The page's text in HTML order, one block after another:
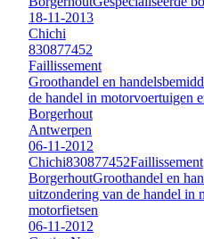
18-11-2013
Chichi
830877452
Faillissement
Groothandel en
de handel in motorvoertuigen
Borgerhout
Antwerpen
06-11-2012
Chichi830877452Faillissement
BorgerhoutGroothandel en
uitzondering van de handel in
motorfietsen
06-11-2012